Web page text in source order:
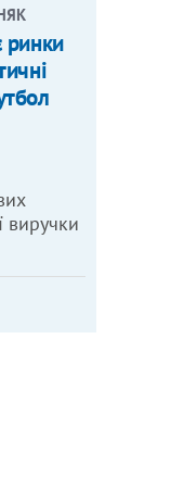
ринки
виручки